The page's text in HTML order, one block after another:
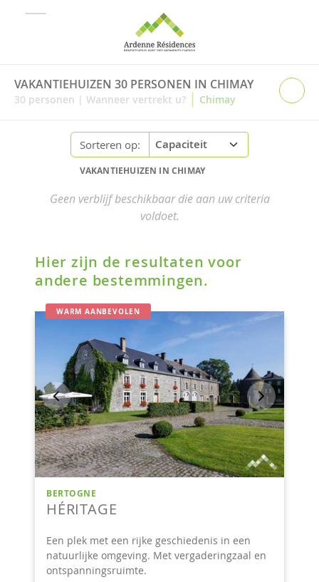
VAKANTIEHUIZEN 30 PERSONEN IN CHIMAY
30 personen | Wanneer vertrekt u? | Chimay
Sorteren op:
VAKANTIEHUIZEN IN CHIMAY
Geen verblijf beschikbaar die aan uw criteria
voldoet.
Hier zijn de resultaten voor
andere bestemmingen.